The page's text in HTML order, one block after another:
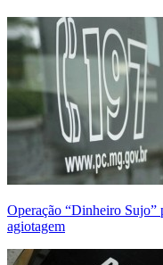
Operação “Dinheiro Sujo”
agiotagem